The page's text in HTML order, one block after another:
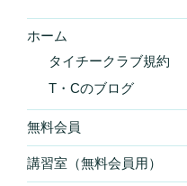
ホーム
タイチークラブ規約
T・Cのブログ
無料会員
講習室（無料会員用）